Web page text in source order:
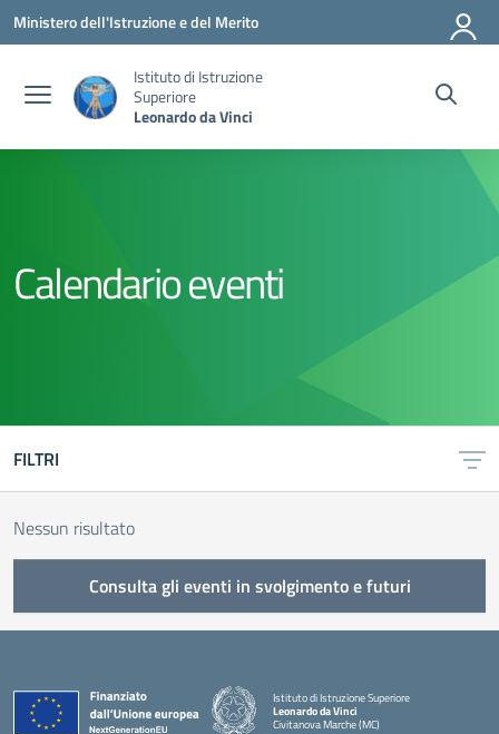
Vai ai contenuti
Vai al menu di navigazione
Vai al footer
Ministero dell'Istruzione e del Merito
Istituto di Istruzione
Superiore
Leonardo da Vinci
Calendario eventi
FILTRI
Nessun risultato
Consulta gli eventi in svolgimento e futuri
Istituto di Istruzione Superiore
Leonardo da Vinci
Civitanova Marche (MC)